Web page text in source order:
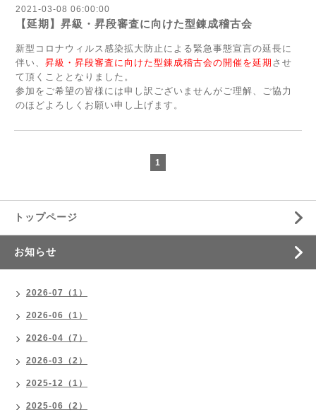
2021-03-08 06:00:00
【延期】昇級・昇段審査に向けた型錬成稽古会
新型コロナウィルス感染拡大防止による緊急事態宣言の延長に
伴い、 昇級・昇段審査に向けた型錬成稽古会の開催を延期 させ
て頂くこととなりました。
参加をご希望の皆様には申し訳ございませんがご理解、ご協力
のほどよろしくお願い申し上げます。
1
トップページ
お知らせ
2026-07（1）
2026-06（1）
2026-04（7）
2026-03（2）
2025-12（1）
2025-06（2）